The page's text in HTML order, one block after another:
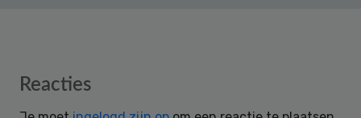
Reader
Reacties